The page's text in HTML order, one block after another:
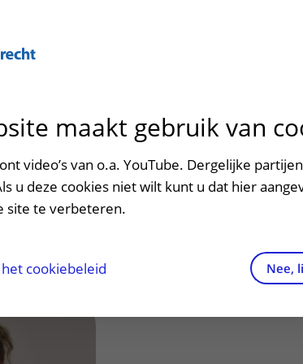
patiëntportaal
het ziekenhuis
en voorzieningen
en veiligheid
Contact en route
Contactgegevens
Verwijzers
Teleconsult
(Roselie)
maakt gebruik van
video’s van o.a. YouTube. Dergelijke
u deze cookies niet wilt kunt u dat hier
site te verbeteren.
cookiebeleid Nee,